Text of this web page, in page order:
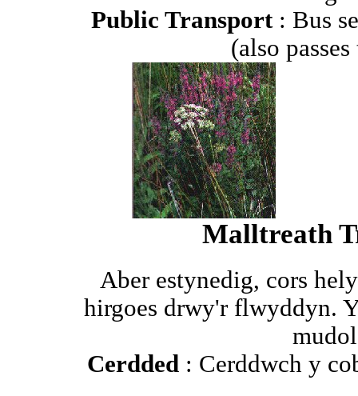
Public Transport: Bus
(also
Malltreath
Aber estynedig, cors
hirgoes drwy'r flwyddyn.
Cerdded : Cerddwch y